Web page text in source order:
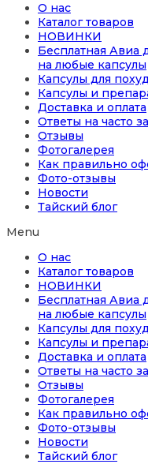
О нас
Каталог товаров
НОВИНКИ
Бесплатная Авиа
на любые капсулы
Капсулы для
Капсулы и
Доставка и оплата
Ответы на часто
Отзывы
Фотогалерея
Как правильно
Фото-отзывы
Новости
Тайский блог
Menu
О нас
Каталог товаров
НОВИНКИ
Бесплатная Авиа
на любые капсулы
Капсулы для
Капсулы и
Доставка и оплата
Ответы на часто
Отзывы
Фотогалерея
Как правильно
Фото-отзывы
Новости
Тайский блог